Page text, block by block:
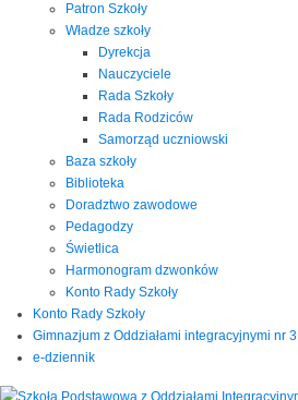
Patron Szkoły
Władze szkoły
Dyrekcja
Nauczyciele
Rada Szkoły
Rada Rodziców
Samorząd uczniowski
Baza szkoły
Biblioteka
Doradztwo zawodowe
Pedagodzy
Świetlica
Harmonogram dzwonków
Konto Rady Szkoły
Konto Rady Szkoły
Gimnazjum z Oddziałami integracyjnymi nr 3
e-dziennik